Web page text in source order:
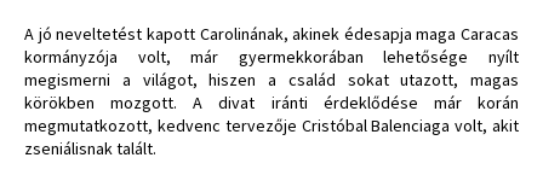
A jó neveltetést kapott Carolinának, akinek édesapja maga Caracas
kormányzója volt, már gyermekkorában lehetősége nyílt
megismerni a világot, hiszen a család sokat utazott, magas
körökben mozgott. A divat iránti érdeklődése már korán
megmutatkozott, kedvenc tervezője Cristóbal Balenciaga volt, akit
zseniálisnak talált.